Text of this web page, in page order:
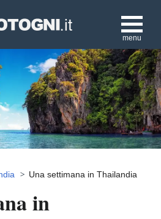
menu
Una settimana in Thailandia
in